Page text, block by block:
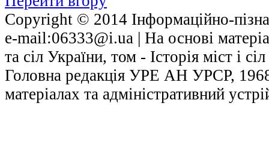
Copyright © 2014 Інформаційно-
е-mail:06333@i.ua | На основі
та сіл України, том - Історія міст і
Головна редакція УРЕ АН УРСР,
матеріалах та адміністративний